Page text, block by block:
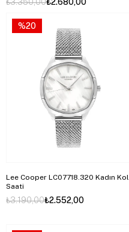
Lee Cooper LC07718.320 Kadın Kol
Saati
₺2.552,00
₺3.190,00
%20